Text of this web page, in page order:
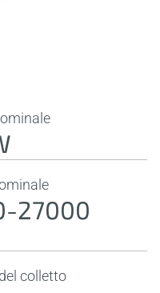
27000
colletto